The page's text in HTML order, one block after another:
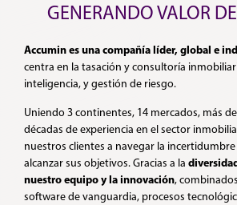
GENERANDO VALOR
Accumin es una compañía líder, global e
centra en la tasación y consultoría
inteligencia, y gestión de riesgo.
Uniendo 3 continentes, 14 mercados, más
décadas de experiencia en el sector
nuestros clientes a navegar la
alcanzar sus objetivos. Gracias a la
nuestro equipo y la innovación,
software de vanguardia, procesos